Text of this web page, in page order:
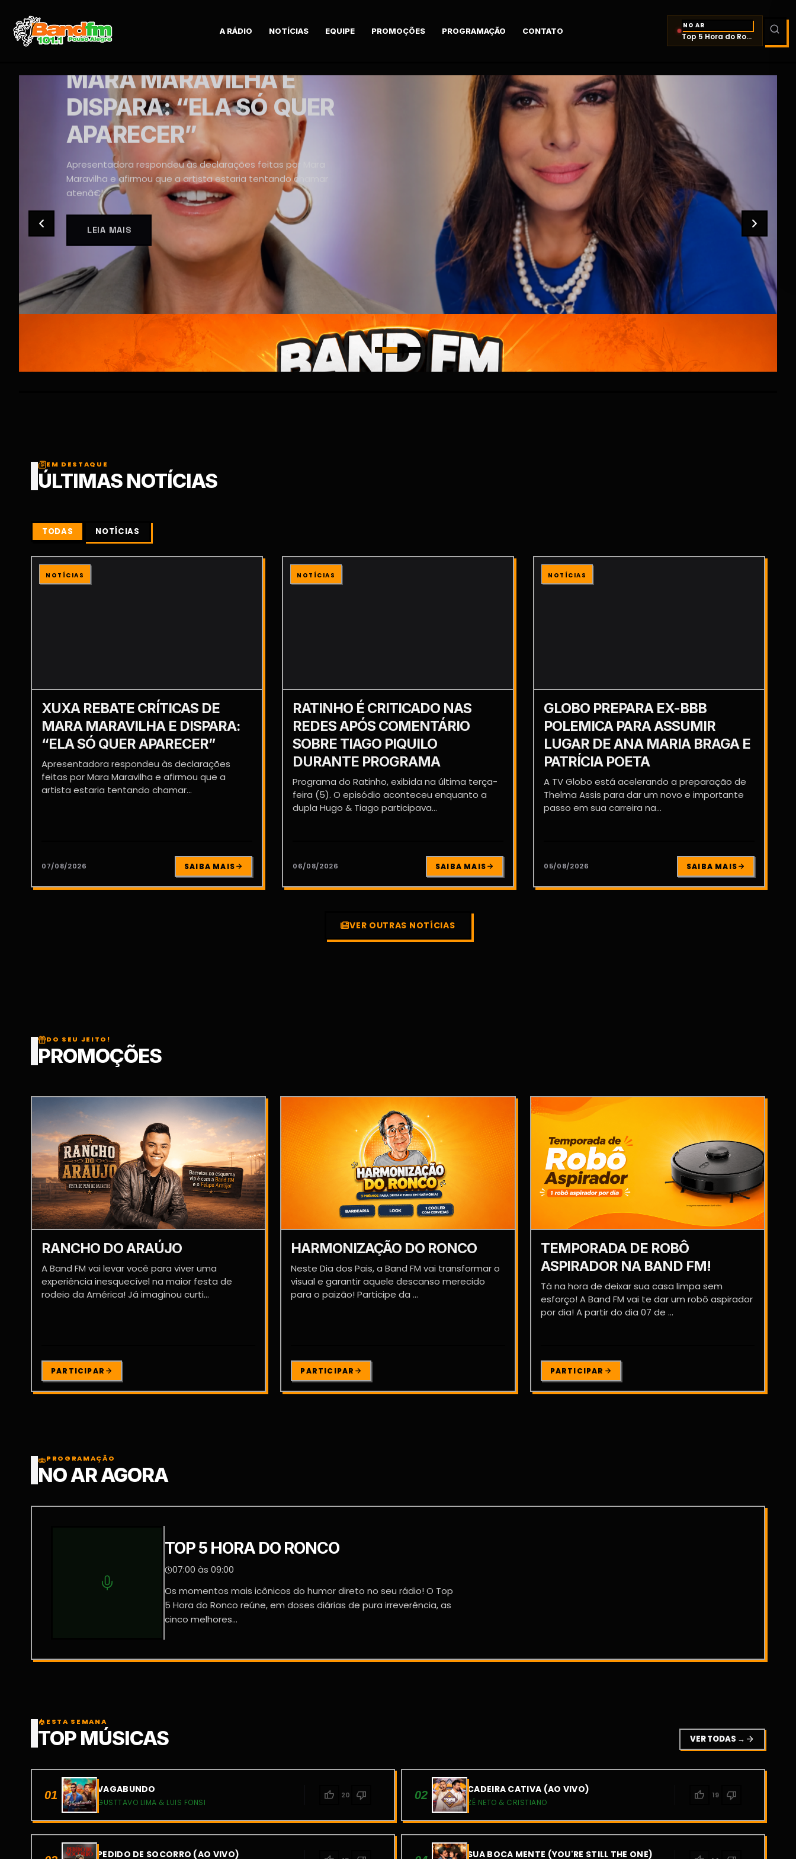
A RÁDIO NOTÍCIAS EQUIPE PROMOÇÕES PROGRAMAÇÃO CONTATO
NO AR
Top 5 Hora do Ronco
EM DESTAQUE
ÚLTIMAS NOTÍCIAS
TODAS NOTÍCIAS
NOTÍCIAS
XUXA REBATE CRÍTICAS DE
MARA MARAVILHA E DISPARA:
“ELA SÓ QUER APARECER”
Apresentadora respondeu às declarações
feitas por Mara Maravilha e afirmou que a
artista estaria tentando chamar...
07/08/2026 SAIBA MAIS
NOTÍCIAS
RATINHO É CRITICADO NAS
REDES APÓS COMENTÁRIO
SOBRE TIAGO PIQUILO
DURANTE PROGRAMA
Programa do Ratinho, exibida na última terça-
feira (5). O episódio aconteceu enquanto a
dupla Hugo & Tiago participava...
06/08/2026 SAIBA MAIS
NOTÍCIAS
GLOBO PREPARA EX-BBB
POLEMICA PARA ASSUMIR
LUGAR DE ANA MARIA BRAGA E
PATRÍCIA POETA
A TV Globo está acelerando a preparação de
Thelma Assis para dar um novo e importante
passo em sua carreira na...
05/08/2026 SAIBA MAIS
VER OUTRAS NOTÍCIAS
DO SEU JEITO!
PROMOÇÕES
RANCHO DO ARAÚJO
A Band FM vai levar você para viver uma
experiência inesquecível na maior festa de
rodeio da América! Já imaginou curti...
PARTICIPAR
HARMONIZAÇÃO DO RONCO
Neste Dia dos Pais, a Band FM vai transformar o
visual e garantir aquele descanso merecido
para o paizão! Participe da ...
PARTICIPAR
TEMPORADA DE ROBÔ
ASPIRADOR NA BAND FM!
Tá na hora de deixar sua casa limpa sem
esforço! A Band FM vai te dar um robô aspirador
por dia! A partir do dia 07 de ...
PARTICIPAR
PROGRAMAÇÃO
NO AR AGORA
TOP 5 HORA DO RONCO
07:00 às 09:00
Os momentos mais icônicos do humor direto no seu rádio! O Top
5 Hora do Ronco reúne, em doses diárias de pura irreverência, as
cinco melhores...
local_fire_department ESTA SEMANA
TOP MÚSICAS VER TODAS → arrow_forward
01 VAGABUNDO
GUSTTAVO LIMA & LUIS FONSI
thumb_up 20 thumb_down 02 CADEIRA CATIVA (AO VIVO)
ZÉ NETO & CRISTIANO
thumb_up 19 thumb_down
PEDIDO DE SOCORRO (AO VIVO) SUA BOCA MENTE (YOU'RE STILL THE ONE)